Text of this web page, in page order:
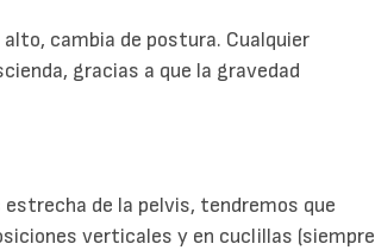
cambia de postura. Cualquier
gracias a que la gravedad
de la pelvis, tendremos que
verticales y en cuclillas (siempre